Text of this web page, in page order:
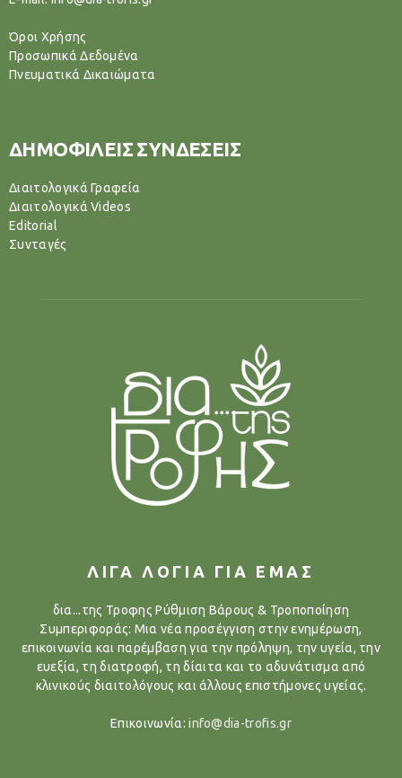
Όροι Χρήσης
Προσωπικά Δεδομένα
Πνευματικά Δικαιώματα
ΔΗΜΟΦΙΛΕΙΣ ΣΥΝΔΕΣΕΙΣ
Διαιτολογικά Γραφεία
Διαιτολογικά Videos
Editorial
Συνταγές
ΛΙΓΑ ΛΟΓΙΑ ΓΙΑ ΕΜΑΣ
δια...της Τροφης Ρύθμιση Βάρους & Τροποποίηση
Συμπεριφοράς: Μια νέα προσέγγιση στην ενημέρωση,
επικοινωνία και παρέμβαση για την πρόληψη, την υγεία, την
ευεξία, τη διατροφή, τη δίαιτα και το αδυνάτισμα από
κλινικούς διαιτολόγους και άλλους επιστήμονες υγείας.
Επικοινωνία:info@dia-trofis.gr